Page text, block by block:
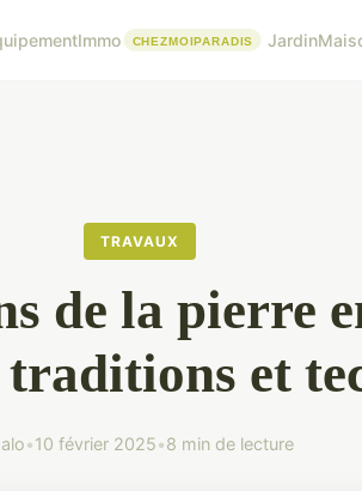
Immo Jardin
TRAVAUX
de la pierre
et
•10 février 2025•8 min de lecture